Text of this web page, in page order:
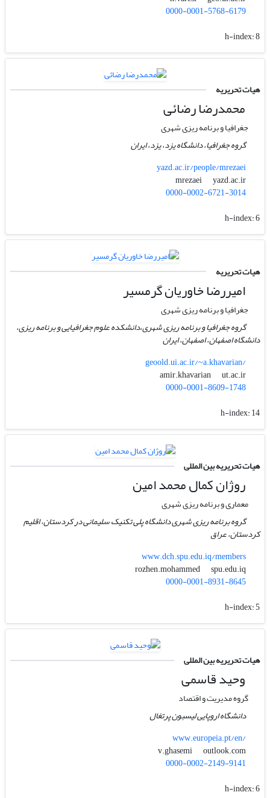
0000-0001-5768-6179
h-index:8
هیات تحریریه
محمد‌رضا رضائی
جغرافیا و برنامه ریزی شهری
گروه جغرافیا، دانشگاه یزد، یزد، ایران
yazd.ac.ir/people/mrezaei
mrezaei
yazd.ac.ir
0000-0002-6721-3014
h-index:6
هیات تحریریه
امیررضا خاوریان گرمسیر
جغرافیا و برنامه ریزی شهری
گروه جغرافیا و برنامه ریزی شهری،دانشکده علوم جغرافیایی و برنامه ریزی،
دانشگاه اصفهان، اصفهان، ایران
geoold.ui.ac.ir/~a.khavarian/
amir.khavarian
ut.ac.ir
0000-0001-8609-1748
h-index:14
هیات تحریریه بین المللی
روژان کمال محمد امین
معماری و برنامه ریزی شهری
گروه برنامه ریزی شهری دانشگاه پلی تکنیک سلیمانی در کردستان، اقلیم
کردستان، عراق
www.dch.spu.edu.iq/members
rozhen.mohammed
spu.edu.iq
0000-0001-8931-8645
h-index:5
هیات تحریریه بین المللی
وحید قاسمی
گروه مدیریت و اقتصاد
دانشگاه اروپایی لیسبون پرتغال
www.europeia.pt/en/
v.ghasemi
outlook.com
0000-0002-2149-9141
h-index:6